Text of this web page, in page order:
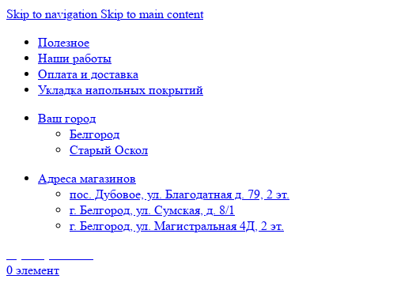
Skip to navigation Skip to main content
Полезное
Наши работы
Оплата и доставка
Укладка напольных покрытий
Ваш город
Белгород
Старый Оскол
Адреса магазинов
пос. Дубовое, ул. Благодатная д. 79, 2 эт.
г. Белгород, ул. Сумская, д. 8/1
г. Белгород, ул. Магистральная 4Д, 2 эт.
0 элемент